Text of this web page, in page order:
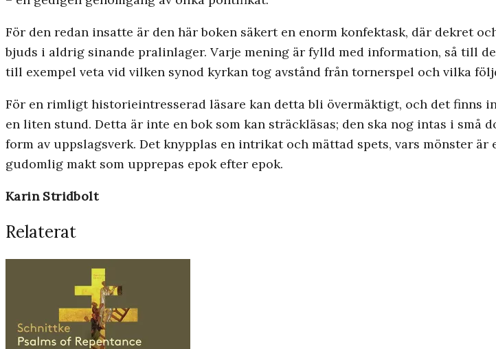
För den redan insatte är den här boken säkert en enorm konfektask, där dekret
bjuds i aldrig sinande pralinlager. Varje mening är fylld med information, så till
till exempel veta vid vilken synod kyrkan tog avstånd från tornerspel och vilka
För en rimligt historieintresserad läsare kan detta bli övermäktigt, och det finns
en liten stund. Detta är inte en bok som kan sträckläsas; den ska nog intas i
form av uppslagsverk. Det knypplas en intrikat och mättad spets, vars mönster
gudomlig makt som upprepas epok efter epok.
Karin Stridbolt
Relaterat